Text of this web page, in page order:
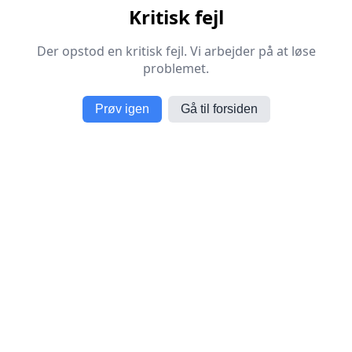
Kritisk fejl
Der opstod en kritisk fejl. Vi arbejder på at løse
problemet.
Prøv igen Gå til forsiden